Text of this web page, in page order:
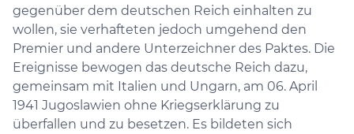
gegenüber dem deutschen Reich einhalten zu
wollen, sie verhafteten jedoch umgehend den
Premier und andere Unterzeichner des Paktes. Die
Ereignisse bewogen das deutsche Reich dazu,
gemeinsam mit Italien und Ungarn, am 06. April
1941 Jugoslawien ohne Kriegserklärung zu
überfallen und zu besetzen. Es bildeten sich